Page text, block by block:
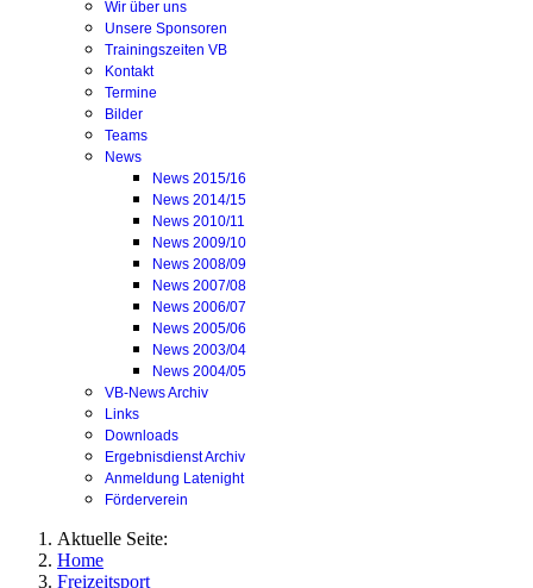
Wir über uns
Unsere Sponsoren
Trainingszeiten VB
Kontakt
Termine
Bilder
Teams
News
News 2015/16
News 2014/15
News 2010/11
News 2009/10
News 2008/09
News 2007/08
News 2006/07
News 2005/06
News 2003/04
News 2004/05
VB-News Archiv
Links
Downloads
Ergebnisdienst Archiv
Anmeldung Latenight
Förderverein
Aktuelle Seite:
Home
Freizeitsport